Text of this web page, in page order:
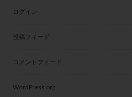
ログイン
投稿フィード
コメントフィード
WordPress.org